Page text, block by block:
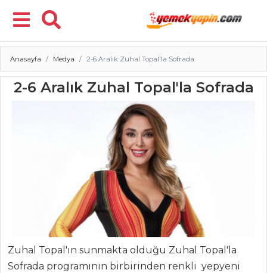
Menü
Anasayfa Medya 2-6 Aralık Zuhal Topal'la Sofrada
2-6 Aralık Zuhal Topal'la Sofrada
Zuhal Topal'ın sunmakta olduğu Zuhal Topal'la
Sofrada programının birbirinden renkli yepyeni